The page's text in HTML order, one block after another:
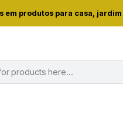
em produtos para casa,
LAMPADAS E